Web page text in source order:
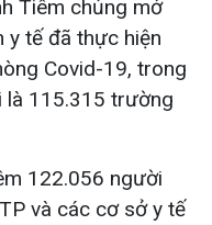
Tiêm chủng mở
y tế đã thực hiện
Covid-19, trong
là 115.315 trường
122.056 người
và các cơ sở y tế